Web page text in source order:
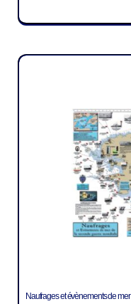
Naufrages et évènements de